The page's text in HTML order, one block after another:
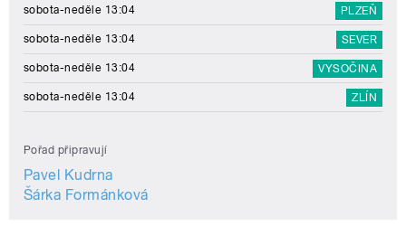
sobota-neděle 13:04 PLZEŇ
sobota-neděle 13:04 SEVER
sobota-neděle 13:04 VYSOČINA
sobota-neděle 13:04 ZLÍN
Pořad připravují
Pavel Kudrna
Šárka Formánková